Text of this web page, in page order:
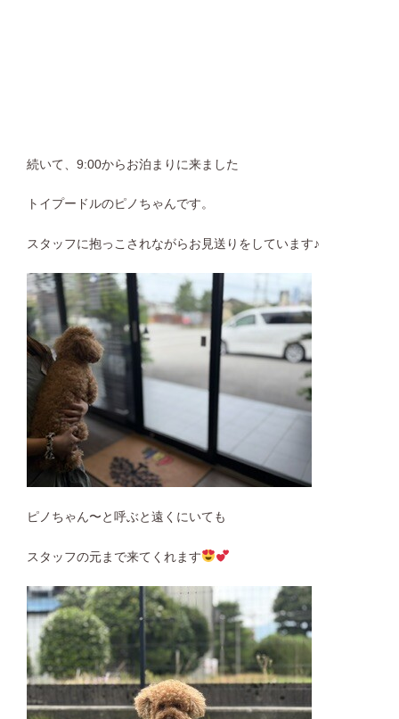
続いて、9:00からお泊まりに来ました
トイプードルのピノちゃんです。
スタッフに抱っこされながらお見送りをしています♪
ピノちゃん〜と呼ぶと遠くにいても
スタッフの元まで来てくれます